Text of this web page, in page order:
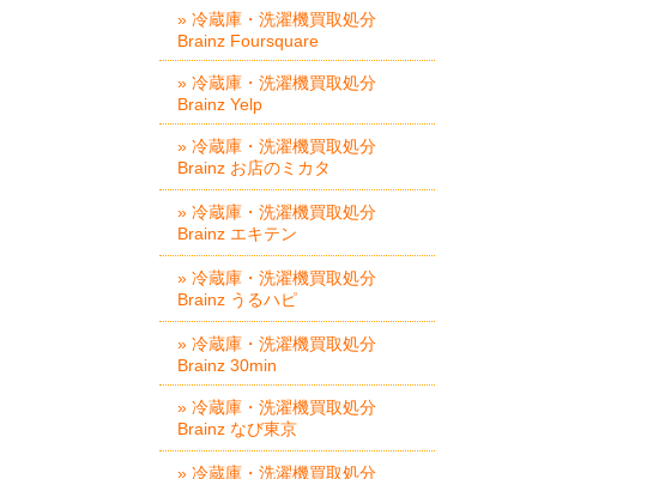
» 冷蔵庫・洗濯機買取処分
Brainz Foursquare
» 冷蔵庫・洗濯機買取処分
Brainz Yelp
» 冷蔵庫・洗濯機買取処分
Brainz お店のミカタ
» 冷蔵庫・洗濯機買取処分
Brainz エキテン
» 冷蔵庫・洗濯機買取処分
Brainz うるハピ
» 冷蔵庫・洗濯機買取処分
Brainz 30min
» 冷蔵庫・洗濯機買取処分
Brainz なび東京
» 冷蔵庫・洗濯機買取処分